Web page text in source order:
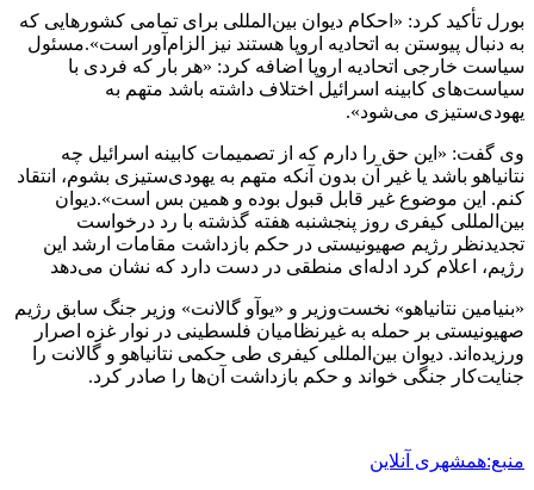
بورل تأکید کرد: «احکام دیوان بین‌المللی برای تمامی کشورهایی که
به دنبال پیوستن به اتحادیه اروپا هستند نیز الزام‌آور است».مسئول
سیاست خارجی اتحادیه اروپا اضافه کرد: «هر بار که فردی با
سیاست‌های کابینه اسرائیل اختلاف داشته باشد متهم به
یهودی‌ستیزی می‌شود».
وی گفت: «این حق را دارم که از تصمیمات کابینه اسرائیل چه
نتانیاهو باشد یا غیر آن بدون آنکه متهم به یهودی‌ستیزی بشوم، انتقاد
کنم. این موضوع غیر قابل قبول بوده و همین بس است».دیوان
بین‌المللی کیفری روز پنجشنبه هفته گذشته با رد درخواست
تجدیدنظر رژیم صهیونیستی در حکم بازداشت مقامات ارشد این
رژیم، اعلام کرد ادله‌ای منطقی در دست دارد که نشان می‌دهد
«بنیامین نتانیاهو» نخست‌وزیر و «یوآو گالانت» وزیر جنگ سابق رژیم
صهیونیستی بر حمله به غیرنظامیان فلسطینی در نوار غزه اصرار
ورزیده‌اند. دیوان بین‌المللی کیفری طی حکمی نتانیاهو و گالانت را
جنایت‌کار جنگی خواند و حکم بازداشت آن‌ها را صادر کرد.
منبع:همشهری آنلاین